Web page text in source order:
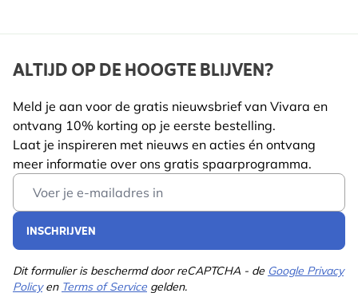
ALTIJD OP DE HOOGTE BLIJVEN?
Meld je aan voor de gratis nieuwsbrief van Vivara en
ontvang 10% korting op je eerste bestelling.
Laat je inspireren met nieuws en acties én ontvang
meer informatie over ons gratis spaarprogramma.
Email Address
INSCHRIJVEN
Dit formulier is beschermd door reCAPTCHA - de Google Privacy
Policyen Terms of Service gelden.